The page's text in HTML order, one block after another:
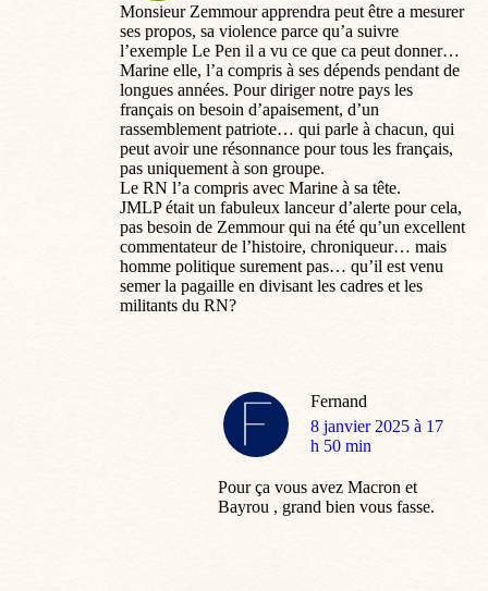
Monsieur Zemmour apprendra peut être a mesurer
ses propos, sa violence parce qu’a suivre
l’exemple Le Pen il a vu ce que ca peut donner…
Marine elle, l’a compris à ses dépends pendant de
longues années. Pour diriger notre pays les
français on besoin d’apaisement, d’un
rassemblement patriote… qui parle à chacun, qui
peut avoir une résonnance pour tous les français,
pas uniquement à son groupe.
Le RN l’a compris avec Marine à sa tête.
JMLP était un fabuleux lanceur d’alerte pour cela,
pas besoin de Zemmour qui na été qu’un excellent
commentateur de l’histoire, chroniqueur… mais
homme politique surement pas… qu’il est venu
semer la pagaille en divisant les cadres et les
militants du RN?
Fernand
dit
:
8 janvier 2025 à 17
h 50 min
Pour ça vous avez Macron et
Bayrou , grand bien vous fasse.